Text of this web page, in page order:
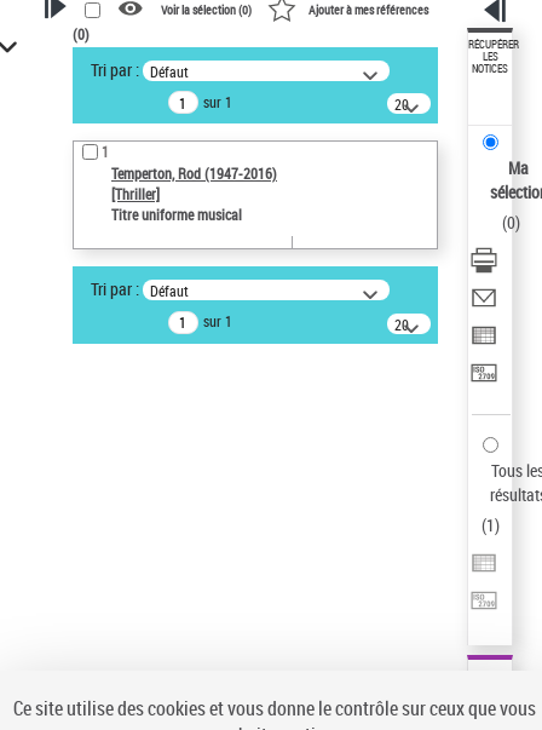
VOTRE RECHERCHE
Recherche avancée dans les
notices d’autorité
Œuvres liées à l'auteur :
Temperton, Rod (1947-2016)
Auteur d’œuvre
ne s'applique pas
Type de notice d'autorité
Voir la sélection (0) Ajouter à mes références
(0)
Tri par : Défaut
sur 1
20
résultats/page
1
Temperton, Rod (1947-2016)
[Thriller]
Titre uniforme musical
Tri par : Défaut
sur 1
20
résultats/page
RÉCUPÉRER
LES
NOTICES
Ma
(0)
Tous
(1)
Ce site utilise des cookies et vous donne le contrôle sur ceux que vous